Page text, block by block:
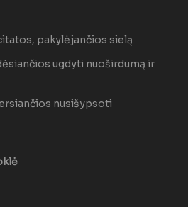
pakylėjančios sielą
ugdyti nuoširdumą ir
nusišypsoti